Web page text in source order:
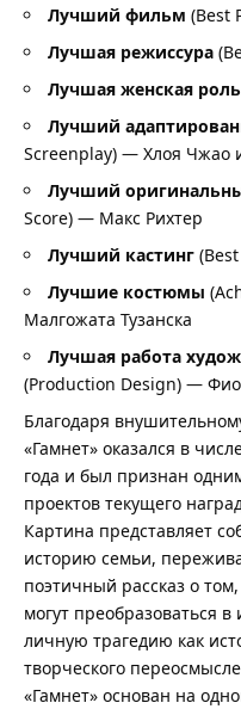
Лучший фильм (Best
Лучшая режиссура
Лучшая женская роль
Лучший
Screenplay) — Хлоя Чжао
Лучший
Score) — Макс Рихтер
Лучший кастинг
Лучшие костюмы
Малгожата Тузанска
Лучшая работа
(Production Design) —
Благодаря
«Гамнет» оказался в
года и был признан
проектов текущего
Картина представляет
историю семьи,
поэтичный рассказ о
могут преобразоваться в
личную трагедию как
творческого
«Гамнет» основан на